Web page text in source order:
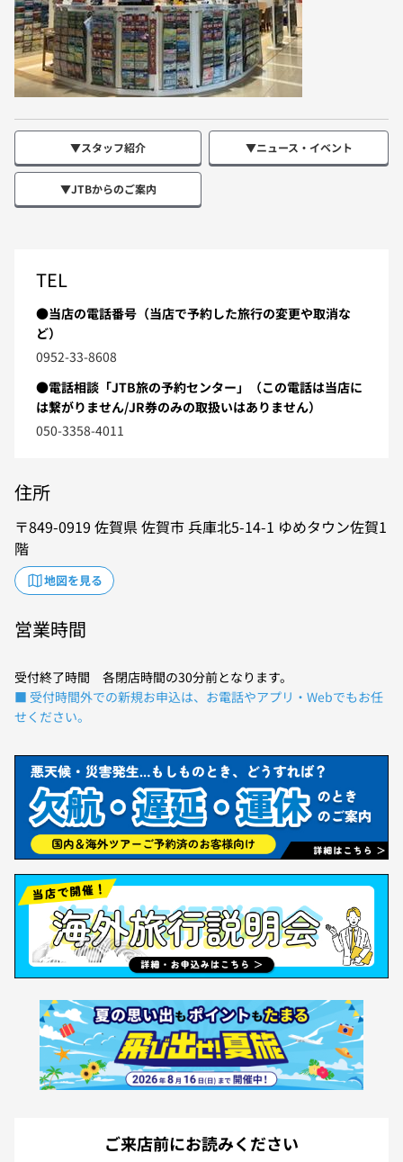
▼スタッフ紹介 ▼ニュース・イベント
▼JTBからのご案内
TEL
●当店の電話番号（当店で予約した旅行の変更や取消な
ど）
0952-33-8608
●電話相談「JTB旅の予約センター」（この電話は当店に
は繋がりません/JR券のみの取扱いはありません）
050-3358-4011
住所
849-0919 佐賀県佐賀市兵庫北5-14-1 ゆめタウン佐賀1
階
地図を見る
営業時間
受付終了時間 各閉店時間の30分前となります。
■ 受付時間外での新規お申込は、お電話やアプリ・Webでもお任
せください。
ご来店前にお読みください